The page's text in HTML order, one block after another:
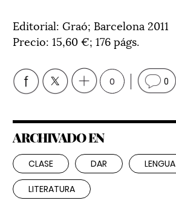
Editorial: Graó; Barcelona 2011
Precio: 15,60 €; 176 págs.
0 0
ARCHIVADO EN
CLASE DAR LENGUA
LITERATURA